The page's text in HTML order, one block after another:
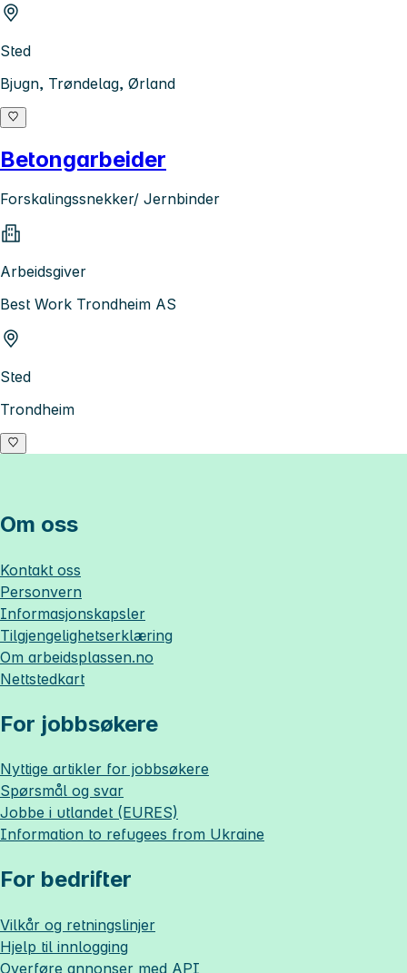
Sted
Bjugn, Trøndelag, Ørland
Betongarbeider
Forskalingssnekker/ Jernbinder
Arbeidsgiver
Best Work Trondheim AS
Sted
Trondheim
Om oss
Kontakt oss
Personvern
Informasjonskapsler
Tilgjengelighetserklæring
Om arbeidsplassen.no
Nettstedkart
For jobbsøkere
Nyttige artikler for jobbsøkere
Spørsmål og svar
Jobbe i utlandet (EURES)
Information to refugees from Ukraine
For bedrifter
Vilkår og retningslinjer
Hjelp til innlogging
Overføre annonser med API